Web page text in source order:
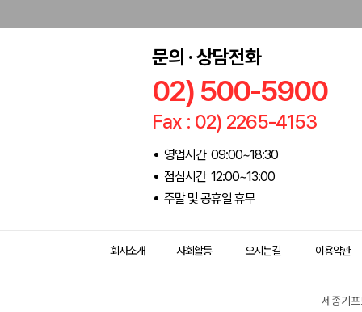
문의 · 상담전화
02) 500-5900
Fax : 02) 2265-4153
영업시간 09:00~18:30
점심시간 12:00~13:00
주말 및 공휴일 휴무
회사소개 사회활동 오시는길 이용약관
세종기